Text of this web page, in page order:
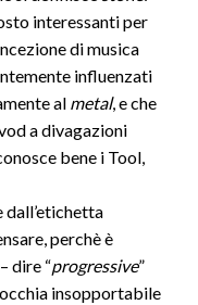
interessanti per
di musica
influenzati
al metal, e che
a divagazioni
bene i Tool,
dall’etichetta
perchè è
dire “progressive”
insopportabile